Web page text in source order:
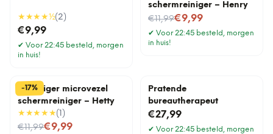
★★★★½(2 )
€9,99
✔ Voor 22:45 besteld, morgen
in huis!
schermreiniger – Henry
€11,99
Nu voor€9,99
✔ Voor 22:45 besteld, morgen
in huis!
-17%
Stofzuiger microvezel
schermreiniger – Hetty
★★★★★( 1 )
€11,99
Nu voor€9,99
Pratende
bureautherapeut
€27,99
✔ Voor 22:45 besteld, morgen